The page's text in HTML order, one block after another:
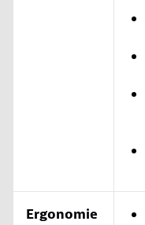
Ergonomie